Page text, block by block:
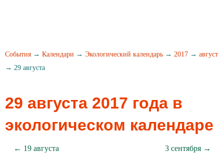
События → Календари → Экологический календарь → 2017 → август
→ 29 августа
29 августа 2017 года в
экологическом календаре
← 19 августа 3 сентября →